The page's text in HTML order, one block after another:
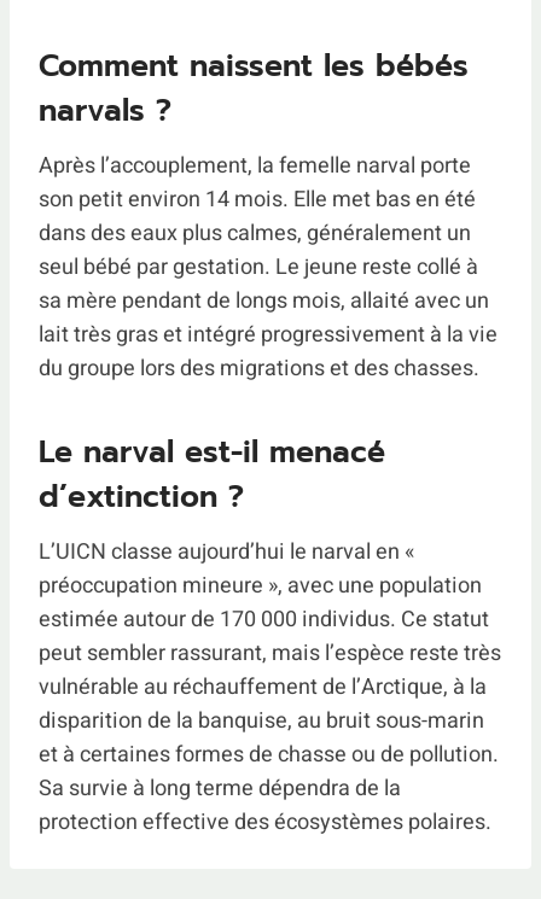
Comment naissent les bébés
narvals ?
Après l’accouplement, la femelle narval porte
son petit environ 14 mois. Elle met bas en été
dans des eaux plus calmes, généralement un
seul bébé par gestation. Le jeune reste collé à
sa mère pendant de longs mois, allaité avec un
lait très gras et intégré progressivement à la vie
du groupe lors des migrations et des chasses.
Le narval est-il menacé
d’extinction ?
L’UICN classe aujourd’hui le narval en «
préoccupation mineure », avec une population
estimée autour de 170 000 individus. Ce statut
peut sembler rassurant, mais l’espèce reste très
vulnérable au réchauffement de l’Arctique, à la
disparition de la banquise, au bruit sous-marin
et à certaines formes de chasse ou de pollution.
Sa survie à long terme dépendra de la
protection effective des écosystèmes polaires.